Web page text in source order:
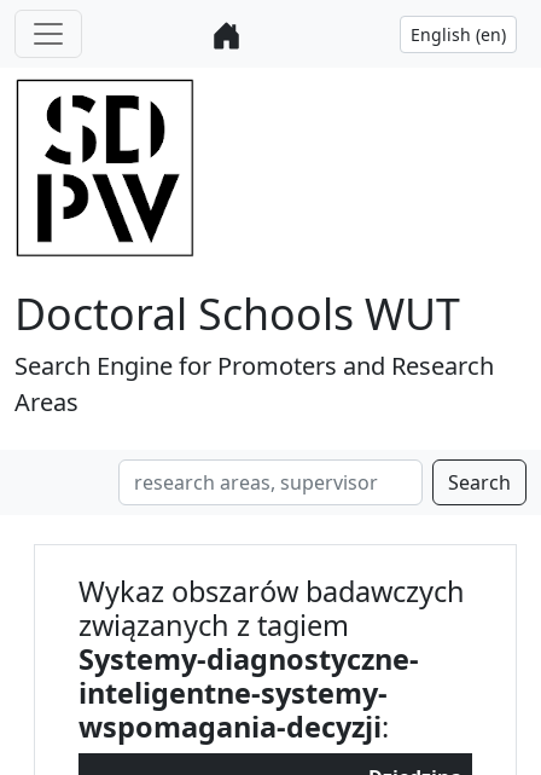
Doctoral Schools WUT
Search Engine for Promoters and Research
Areas
Search
Wykaz obszarów badawczych
związanych z tagiem
Systemy-diagnostyczne-
inteligentne-systemy-
wspomagania-decyzji: